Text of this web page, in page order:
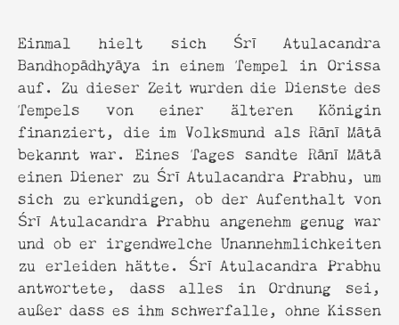
Einmal hielt sich Śrī Atulacandra
Bandhopādhyāya in einem Tempel in Orissa
auf. Zu dieser Zeit wurden die Dienste des
Tempels von einer älteren Königin
finanziert, die im Volksmund als Rānī Mātā
bekannt war. Eines Tages sandte Rānī Mātā
einen Diener zu Śrī Atulacandra Prabhu, um
sich zu erkundigen, ob der Aufenthalt von
Śrī Atulacandra Prabhu angenehm genug war
und ob er irgendwelche Unannehmlichkeiten
zu erleiden hätte. Śrī Atulacandra Prabhu
antwortete, dass alles in Ordnung sei,
außer dass es ihm schwerfalle, ohne Kissen